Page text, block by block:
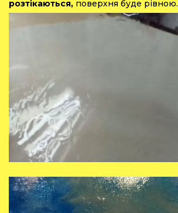
розтікаються, поверхня буде рівною.